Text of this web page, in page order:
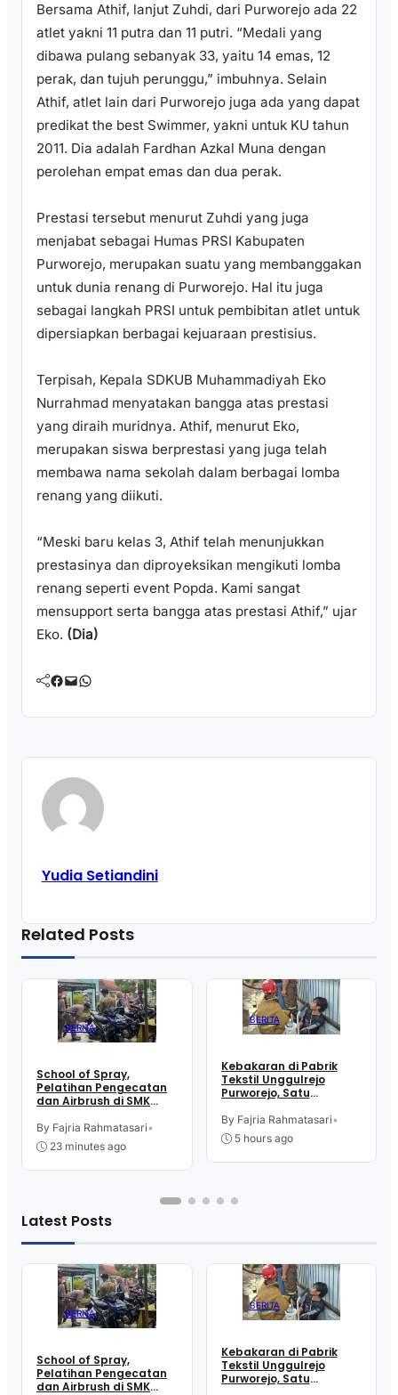
Bersama Athif, lanjut Zuhdi, dari Purworejo ada 22
atlet yakni 11 putra dan 11 putri. “Medali yang
dibawa pulang sebanyak 33, yaitu 14 emas, 12
perak, dan tujuh perunggu,” imbuhnya. Selain
Athif, atlet lain dari Purworejo juga ada yang dapat
predikat the best Swimmer, yakni untuk KU tahun
2011. Dia adalah Fardhan Azkal Muna dengan
perolehan empat emas dan dua perak.
Prestasi tersebut menurut Zuhdi yang juga
menjabat sebagai Humas PRSI Kabupaten
Purworejo, merupakan suatu yang membanggakan
untuk dunia renang di Purworejo. Hal itu juga
sebagai langkah PRSI untuk pembibitan atlet untuk
dipersiapkan berbagai kejuaraan prestisius.
Terpisah, Kepala SDKUB Muhammadiyah Eko
Nurrahmad menyatakan bangga atas prestasi
yang diraih muridnya. Athif, menurut Eko,
merupakan siswa berprestasi yang juga telah
membawa nama sekolah dalam berbagai lomba
renang yang diikuti.
“Meski baru kelas 3, Athif telah menunjukkan
prestasinya dan diproyeksikan mengikuti lomba
renang seperti event Popda. Kami sangat
mensupport serta bangga atas prestasi Athif,” ujar
Eko. (Dia)
Facebook Mail WhatsApp
Yudia Setiandini
Related Posts
BERITA
School of Spray,
Pelatihan Pengecatan
dan Airbrush di SMK
Kutoarjo
By Fajria Rahmatasari•
23 minutes ago
BERITA
Kebakaran di Pabrik
Tekstil Unggulrejo
Purworejo, Satu
Tulang, Petugas
Damkar Sesak Nafas
By Fajria Rahmatasari•
5 hours ago
Latest Posts
BERITA
School of Spray,
Pelatihan Pengecatan
dan Airbrush di SMK
BERITA
Kebakaran di Pabrik
Tekstil Unggulrejo
Purworejo, Satu